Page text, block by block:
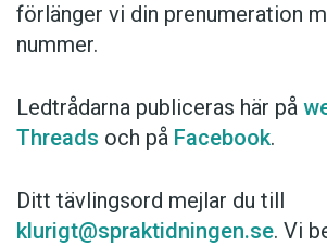
förlänger vi din prenumeration
nummer.
Ledtrådarna publiceras här på
Threads och på Facebook.
Ditt tävlingsord mejlar du till
klurigt@spraktidningen.se. Vi